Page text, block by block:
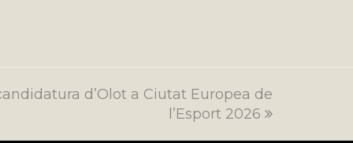
d’Olot a Ciutat Europea de
l’Esport 2026